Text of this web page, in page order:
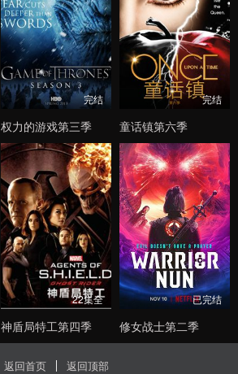
完结
权力的游戏第三季
完结
童话镇第六季
22集全
神盾局特工第四季
已完结
修女战士第二季
返回首页 返回顶部